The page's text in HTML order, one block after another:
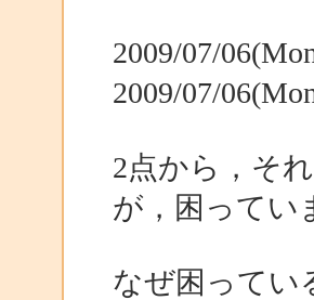
2009/07/
2009/07/
2点から，そ
が，困ってい
なぜ困ってい